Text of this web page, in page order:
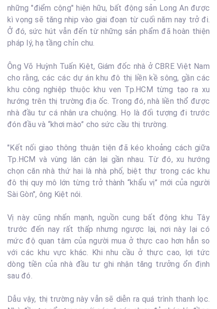
những "điểm cộng" hiện hữu, bất động sản Long An được
kì vọng sẽ tăng nhịp vào giai đoạn từ cuối năm nay trở đi.
Ở đó, sức hút vẫn đến từ những sản phẩm đã hoàn thiện
pháp lý, hạ tầng chỉn chu.
Ông Võ Huỳnh Tuấn Kiệt, Giám đốc nhà ở CBRE Việt Nam
cho rằng, các các dự án khu đô thị liền kề sông, gần các
khu công nghiệp thuộc khu ven Tp.HCM từng tạo ra xu
hướng trên thị trường địa ốc. Trong đó, nhà liền thổ được
nhà đầu tư cá nhân ưa chuộng. Họ là đối tượng đi trước
đón đầu và “khơi mào” cho sức cầu thị trường.
"Kết nối giao thông thuận tiện đã kéo khoảng cách giữa
Tp.HCM và vùng lân cận lại gần nhau. Từ đó, xu hướng
chọn căn nhà thứ hai là nhà phố, biệt thự trong các khu
đô thị quy mô lớn từng trở thành “khẩu vị” mới của người
Sài Gòn", ông Kiệt nói.
Vị này cũng nhấn mạnh, nguồn cung bất động khu Tây
trước đến nay rất thấp nhưng ngược lại, nơi này lại có
mức độ quan tâm của người mua ở thực cao hơn hẳn so
với các khu vực khác. Khi nhu cầu ở thực cao, lợi tức
dòng tiền của nhà đầu tư ghi nhận tăng trưởng ổn định
sau đó.
Dẫu vậy, thị trường này vẫn sẽ diễn ra quá trình thanh lọc.